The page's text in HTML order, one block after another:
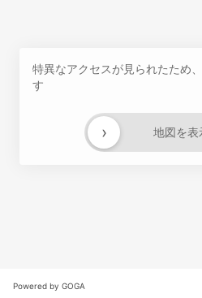
特異なアクセスが見られたため
す
地図を表
›
Powered by GOGA